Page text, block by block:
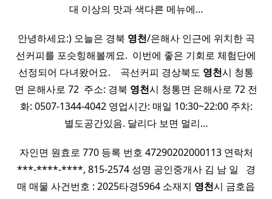
대 이상의 맛과 색다른 메뉴에…
안녕하세요:) 오늘은 경북 영천/은해사 인근에 위치한 곡
선커피를 포슷힝해볼께요. ​ 이번에 좋은 기회로 체험단에
선정되어 다녀왔어요. ​ ​ ​ 곡선커피 경상북도 영천시 청통
면 은해사로 72 ​ 주소: 경북 영천시 청통면 은해사로 72 전
화: 0507-1344-4042 영업시간: 매일 10:30~22:00 주차:
별도공간있음. 달리다 보면 멀리…
자인면 원효로 770 등록 번호 47290202000113 연락처
***-****-****, 815-2574 성명 공인중개사 김 남 일 ​ ​ 경
매 매물 사건번호 : 2025타경5964 소재지 영천시 금호읍